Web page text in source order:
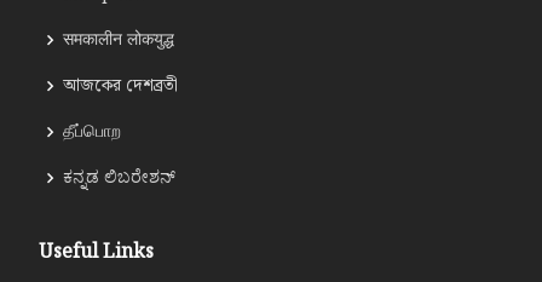
समकालीन लोकयुद्ध
আজকের দেশব্রতী
தீப்பொற
ಕನ್ನಡ ಲಿಬರೇಶನ್
Useful Links